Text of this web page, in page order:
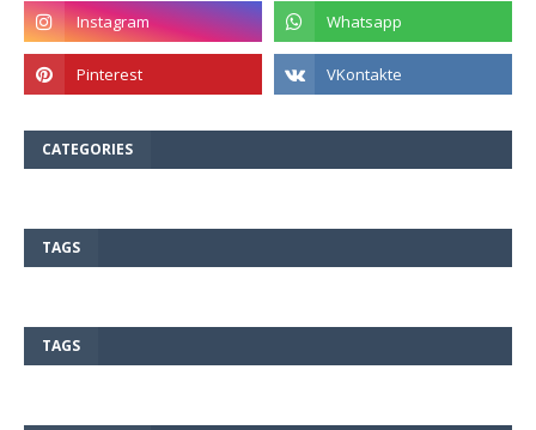
CATEGORIES
TAGS
TAGS